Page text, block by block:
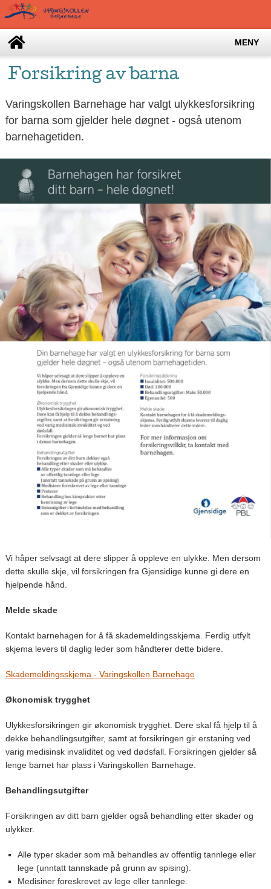
MENY
Forsikring av barna
Varingskollen Barnehage har valgt ulykkesforsikring
for barna som gjelder hele døgnet - også utenom
barnehagetiden.
Vi håper selvsagt at dere slipper å oppleve en ulykke. Men dersom
dette skulle skje, vil forsikringen fra Gjensidige kunne gi dere en
hjelpende hånd.
Melde skade
Kontakt barnehagen for å få skademeldingsskjema. Ferdig utfylt
skjema levers til daglig leder som håndterer dette bidere.
Skademeldingsskjema - Varingskollen Barnehage
Økonomisk trygghet
Ulykkesforsikringen gir økonomisk trygghet. Dere skal få hjelp til å
dekke behandlingsutgifter, samt at forsikringen gir erstaning ved
varig medisinsk invaliditet og ved dødsfall. Forsikringen gjelder så
lenge barnet har plass i Varingskollen Barnehage.
Behandlingsutgifter
Forsikringen av ditt barn gjelder også behandling etter skader og
ulykker.
Alle typer skader som må behandles av offentlig tannlege eller
lege (unntatt tannskade på grunn av spising).
Medisiner foreskrevet av lege eller tannlege.